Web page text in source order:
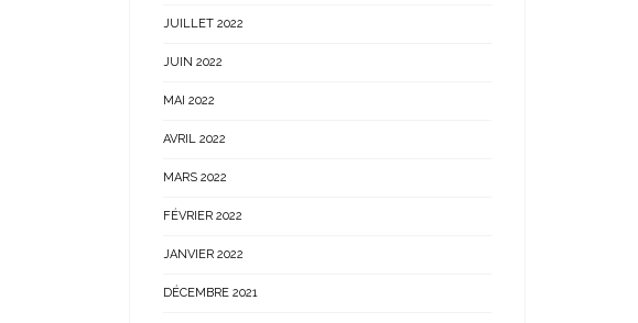
JUILLET 2022
JUIN 2022
MAI 2022
AVRIL 2022
MARS 2022
FÉVRIER 2022
JANVIER 2022
DÉCEMBRE 2021